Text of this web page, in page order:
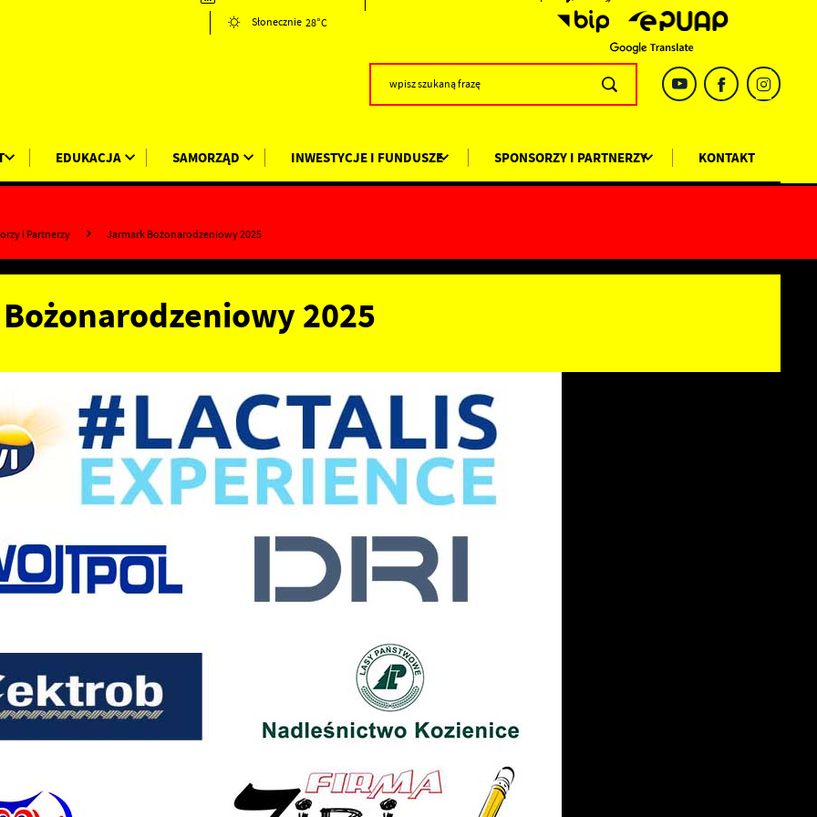
Słonecznie 28°C
EDUKACJA SAMORZĄD INWESTYCJE I FUNDUSZE SPONSORZY I PARTNERZY KONTAKT
i Partnerzy Jarmark Bożonarodzeniowy 2025
2025